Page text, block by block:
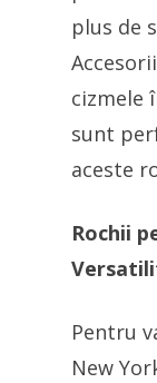
plus de
cizmele
sunt
aceste
Rochii
Pentru
New